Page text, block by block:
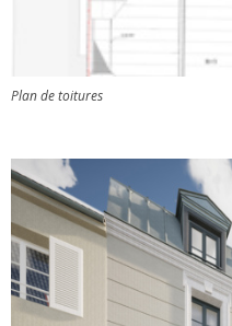
Plan de toitures